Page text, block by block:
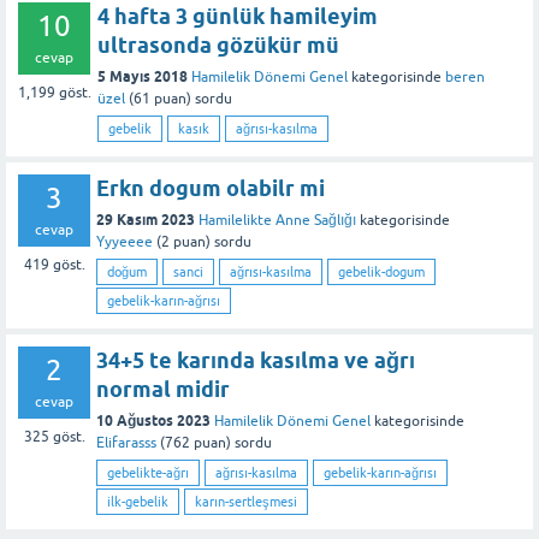
10
cevap
1,199 göst.
4 hafta 3 günlük hamileyim
ultrasonda gözükür mü
5 Mayıs 2018 Hamilelik Dönemi Genel kategorisinde beren
üzel (61 puan) sordu
gebelik kasık ağrısı-kasılma
3
cevap
419 göst.
Erkn dogum olabilr mi
29 Kasım 2023 Hamilelikte Anne Sağlığı kategorisinde
Yyyeeee (2 puan) sordu
doğum sanci ağrısı-kasılma
gebelik-dogum
gebelik-karın-ağrısı
2
cevap
325 göst.
34+5 te karında kasılma ve ağrı
normal midir
10 Ağustos 2023 Hamilelik Dönemi Genel kategorisinde
Elifarasss (762 puan) sordu
gebelikte-ağrı ağrısı-kasılma
gebelik-karın-ağrısı
ilk-gebelik
karın-sertleşmesi